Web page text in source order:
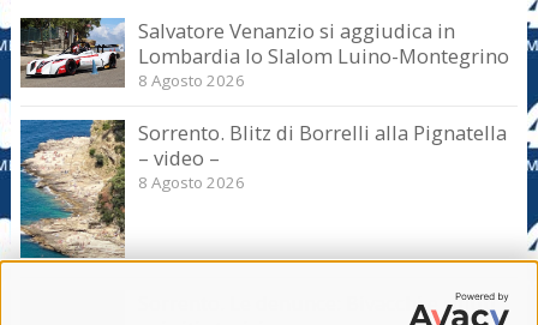
Salvatore Venanzio si aggiudica in
Lombardia lo Slalom Luino-Montegrino
8 Agosto 2026
Sorrento. Blitz di Borrelli alla Pignatella
– video –
8 Agosto 2026
Sorrento. Le denunce: Bivacchi e rifiuti